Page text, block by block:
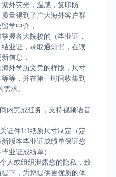
外荧光，温感，复印防
量得到了广大海外客户群
学中介，
握各大院校的（毕业证，
业证，录取通知书，在读
信息，
外学历文凭的样版，尺寸
等，并在第一时间收集到
求。
内完成任务，支持视频语音
证件1:1纸质尺寸制定（定
版本毕业证成绩单保证您
业证成绩单）
人或组织泄露您的隐私，致
下，为您提供更优质的体